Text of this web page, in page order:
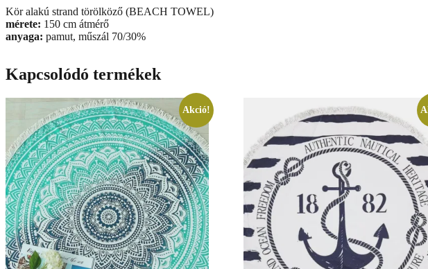
Kör alakú strand törölköző (BEACH TOWEL)
mérete: 150 cm átmérő
anyaga: pamut, műszál 70/30%
Kapcsolódó termékek
Akció!